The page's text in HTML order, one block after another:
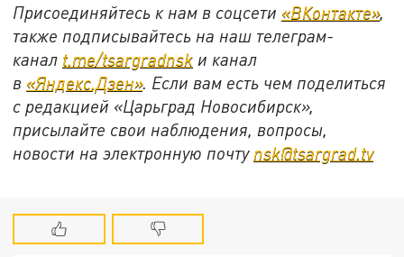
Присоединяйтесь к нам в соцсети «ВКонтакте»,
также подписывайтесь на наш телеграм-
канал t.me/tsargradnsk и канал
в «Яндекс.Дзен». Если вам есть чем поделиться
с редакцией «Царьград Новосибирск»,
присылайте свои наблюдения, вопросы,
новости на электронную почту nsk@tsargrad.tv